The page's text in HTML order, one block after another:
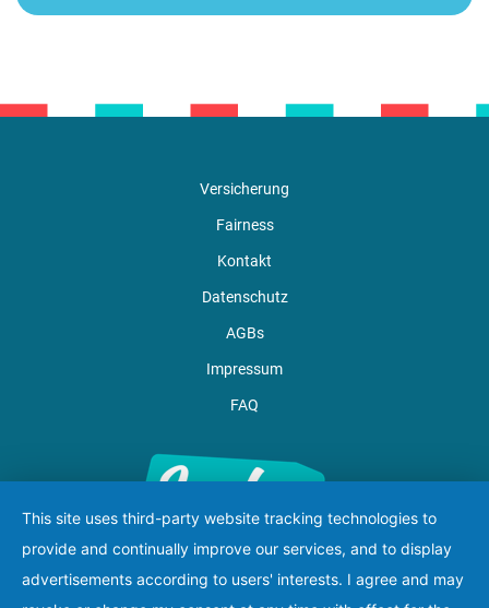
Versicherung
Fairness
Kontakt
Datenschutz
AGBs
Impressum
FAQ
This site uses third-party website tracking technologies to
provide and continually improve our services, and to display
advertisements according to users' interests. I agree and may